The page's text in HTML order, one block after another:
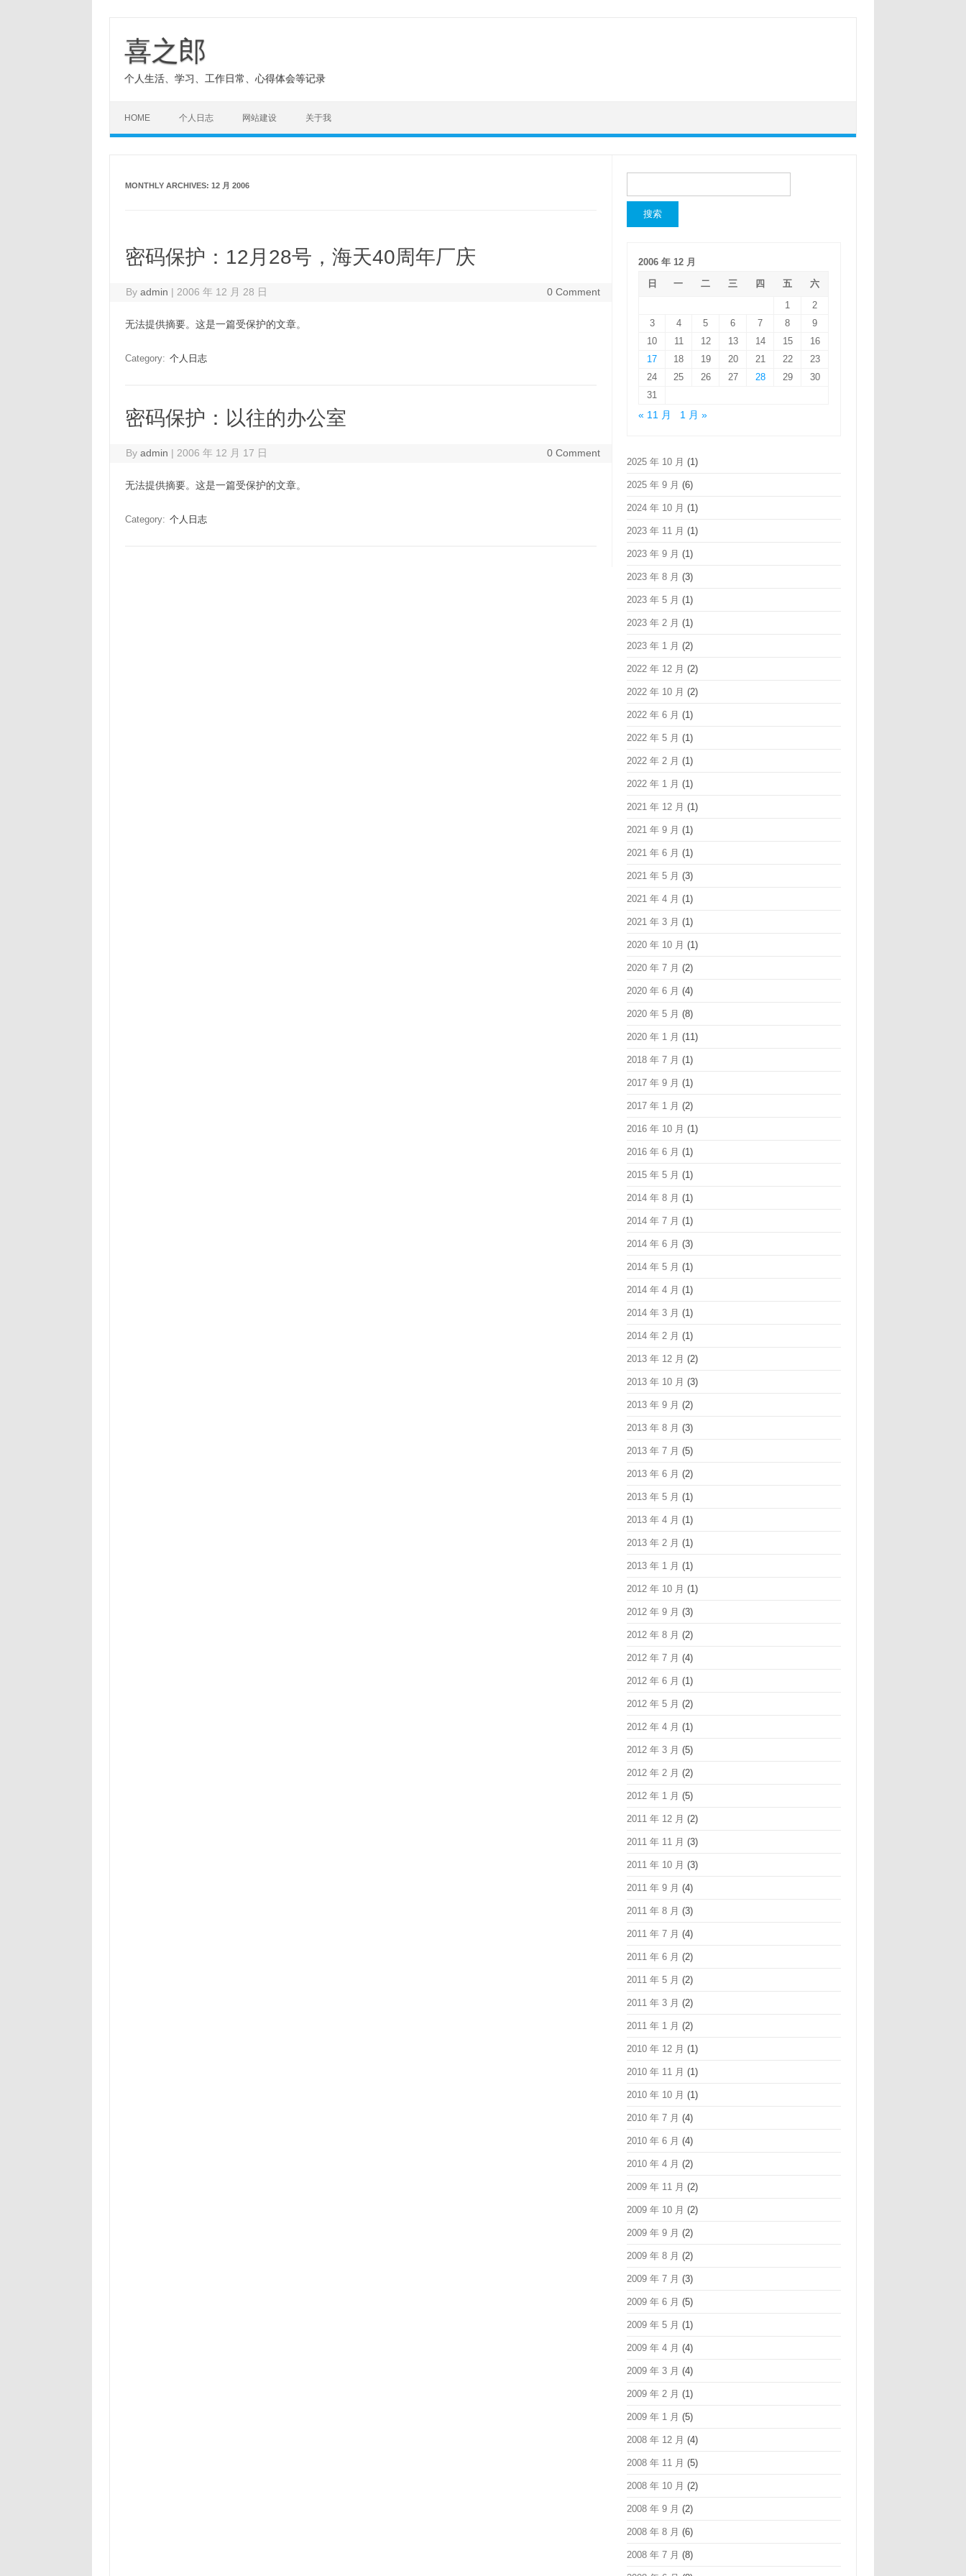
content
喜之郎
个人生活、学习、工作日常、心得体会等记录
HOME 个人日志 网站建设 关于我
MONTHLY ARCHIVES: 12 月 2006
密码保护：12月28号，海天40周年厂庆
Byadmin | 2006 年 12 月 28 日 0 Comment
无法提供摘要。这是一篇受保护的文章。
Category: 个人日志
密码保护：以往的办公室
Byadmin | 2006 年 12 月 17 日 0 Comment
无法提供摘要。这是一篇受保护的文章。
Category: 个人日志
索：
2006 年 12 月
日
一 二 三 四 五
六
1
2
3
4 5 6 7 8
9
10
11 12 13 14 15
16
17
18 19 20 21 22
23
24
25 26 27 28 29
30
31
« 11 月
1 月 »
2025 年 10 月 (1)
2025 年 9 月 (6)
2024 年 10 月 (1)
2023 年 11 月 (1)
2023 年 9 月 (1)
2023 年 8 月 (3)
2023 年 5 月 (1)
2023 年 2 月 (1)
2023 年 1 月 (2)
2022 年 12 月 (2)
2022 年 10 月 (2)
2022 年 6 月 (1)
2022 年 5 月 (1)
2022 年 2 月 (1)
2022 年 1 月 (1)
2021 年 12 月 (1)
2021 年 9 月 (1)
2021 年 6 月 (1)
2021 年 5 月 (3)
2021 年 4 月 (1)
2021 年 3 月 (1)
2020 年 10 月 (1)
2020 年 7 月 (2)
2020 年 6 月 (4)
2020 年 5 月 (8)
2020 年 1 月 (11)
2018 年 7 月 (1)
2017 年 9 月 (1)
2017 年 1 月 (2)
2016 年 10 月 (1)
2016 年 6 月 (1)
2015 年 5 月 (1)
2014 年 8 月 (1)
2014 年 7 月 (1)
2014 年 6 月 (3)
2014 年 5 月 (1)
2014 年 4 月 (1)
2014 年 3 月 (1)
2014 年 2 月 (1)
2013 年 12 月 (2)
2013 年 10 月 (3)
2013 年 9 月 (2)
2013 年 8 月 (3)
2013 年 7 月 (5)
2013 年 6 月 (2)
2013 年 5 月 (1)
2013 年 4 月 (1)
2013 年 2 月 (1)
2013 年 1 月 (1)
2012 年 10 月 (1)
2012 年 9 月 (3)
2012 年 8 月 (2)
2012 年 7 月 (4)
2012 年 6 月 (1)
2012 年 5 月 (2)
2012 年 4 月 (1)
2012 年 3 月 (5)
2012 年 2 月 (2)
2012 年 1 月 (5)
2011 年 12 月 (2)
2011 年 11 月 (3)
2011 年 10 月 (3)
2011 年 9 月 (4)
2011 年 8 月 (3)
2011 年 7 月 (4)
2011 年 6 月 (2)
2011 年 5 月 (2)
2011 年 3 月 (2)
2011 年 1 月 (2)
2010 年 12 月 (1)
2010 年 11 月 (1)
2010 年 10 月 (1)
2010 年 7 月 (4)
2010 年 6 月 (4)
2010 年 4 月 (2)
2009 年 11 月 (2)
2009 年 10 月 (2)
2009 年 9 月 (2)
2009 年 8 月 (2)
2009 年 7 月 (3)
2009 年 6 月 (5)
2009 年 5 月 (1)
2009 年 4 月 (4)
2009 年 3 月 (4)
2009 年 2 月 (1)
2009 年 1 月 (5)
2008 年 12 月 (4)
2008 年 11 月 (5)
2008 年 10 月 (2)
2008 年 9 月 (2)
2008 年 8 月 (6)
2008 年 7 月 (8)